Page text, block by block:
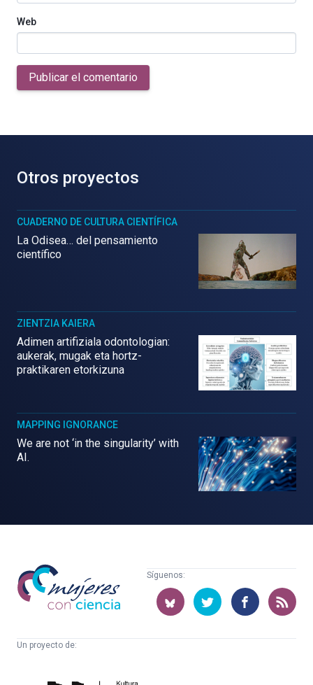
Web
Publicar el comentario
Otros proyectos
CUADERNO DE CULTURA CIENTÍFICA
La Odisea… del pensamiento
científico
ZIENTZIA KAIERA
Adimen artifiziala odontologian:
aukerak, mugak eta hortz-
praktikaren etorkizuna
MAPPING IGNORANCE
We are not ‘in the singularity’ with
AI.
Mujeres
con
ciencia
Síguenos:
Un proyecto de: